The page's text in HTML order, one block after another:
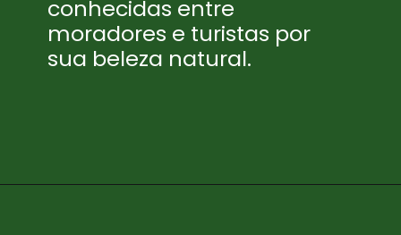
conhecidas entre
moradores e turistas por
sua beleza natural.